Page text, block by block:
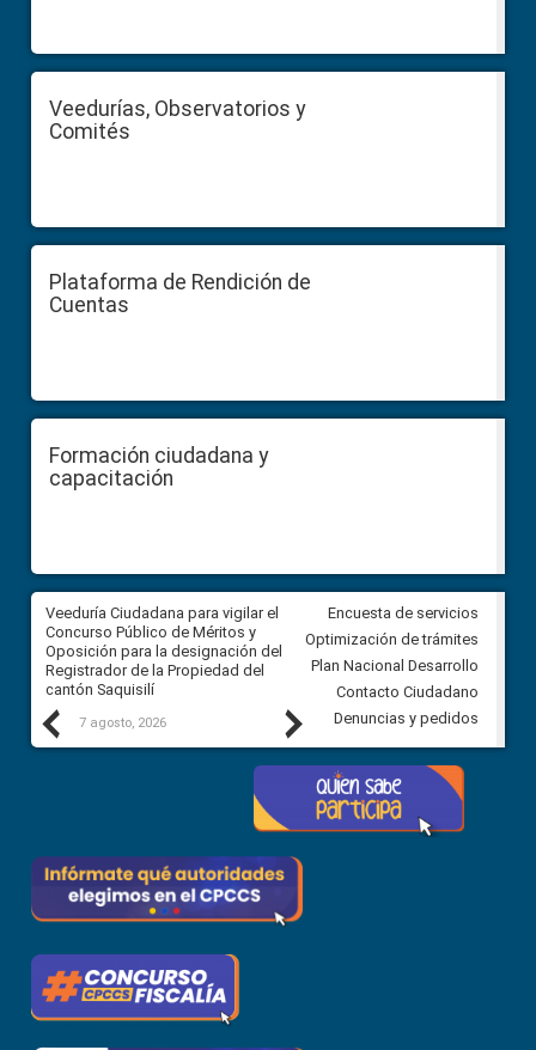
Veedurías, Observatorios y
Comités
Plataforma de Rendición de
Cuentas
Formación ciudadana y
capacitación
Previous
Veeduría Ciudadana para vigilar el
Concurso Público de Méritos y
Oposición para la designación del
Registrador de la Propiedad del
cantón Saquisilí
7 agosto, 2026
Veeduría Ciudadana para
construcción del asfaltado de
Ballenita del cantón Santa
7 agosto, 2026
Next
Encuesta de servicios
Optimización de trámites
Plan Nacional Desarrollo
Contacto Ciudadano
Denuncias y pedidos